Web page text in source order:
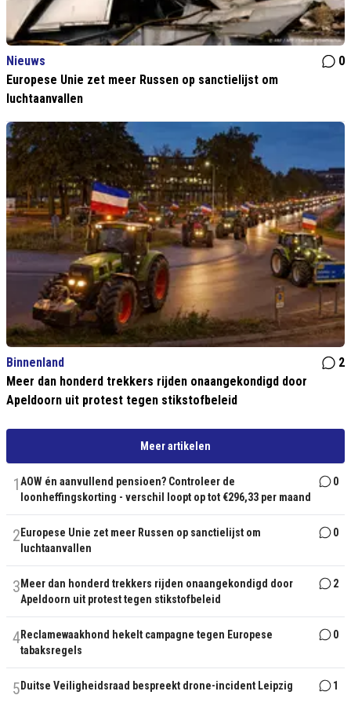
Nieuws
0
Europese Unie zet meer Russen op sanctielijst om
luchtaanvallen
Binnenland
2
Meer dan honderd trekkers rijden onaangekondigd door
Apeldoorn uit protest tegen stikstofbeleid
Meer artikelen
1AOW én aanvullend pensioen? Controleer de
loonheffingskorting - verschil loopt op tot €296,33 per maand
0
2 Europese Unie zet meer Russen op sanctielijst om
luchtaanvallen
0
3 Meer dan honderd trekkers rijden onaangekondigd door
Apeldoorn uit protest tegen stikstofbeleid
2
4Reclamewaakhond hekelt campagne tegen Europese
tabaksregels
0
5 Duitse Veiligheidsraad bespreekt drone-incident Leipzig 1